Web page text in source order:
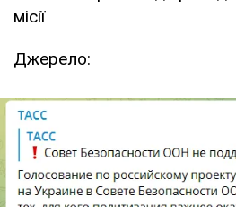
місії
Джерело: